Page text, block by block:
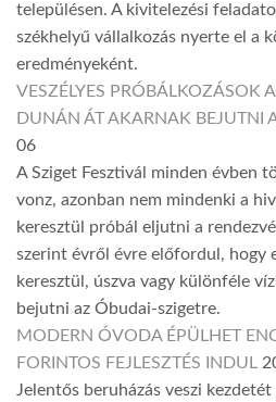
településen. A kivitelezési
székhelyű vállalkozás nyerte el a
eredményeként.
VESZÉLYES PRÓBÁLKOZÁSOK
DUNÁN ÁT AKARNAK BEJUTNI
06
A Sziget Fesztivál minden évben
vonz, azonban nem mindenki a
keresztül próbál eljutni a
szerint évről évre előfordul, hogy
keresztül, úszva vagy különféle
bejutni az Óbudai-szigetre.
MODERN ÓVODA ÉPÜLHET
FORINTOS FEJLESZTÉS INDUL
Jelentős beruházás veszi